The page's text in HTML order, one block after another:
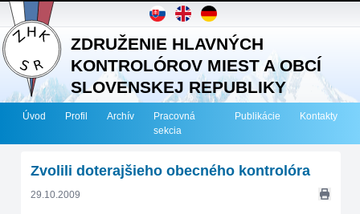
ZDRUŽENIE HLAVNÝCH
KONTROLÓROV MIEST A OBCÍ
SLOVENSKEJ REPUBLIKY
Úvod Profil Archív
Pracovná
sekcia
Publikácie Kontakty
Zvolili doterajšieho obecného kontrolóra
29.10.2009